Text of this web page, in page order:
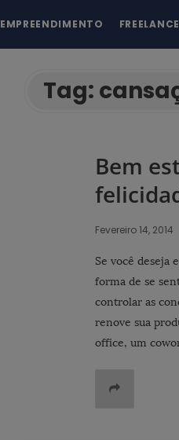
EMPREENDIMENTO
Tag:
Bem
Fevereiro 14, 2014
Se você deseja
forma de se
controlar as
renove sua
office, um